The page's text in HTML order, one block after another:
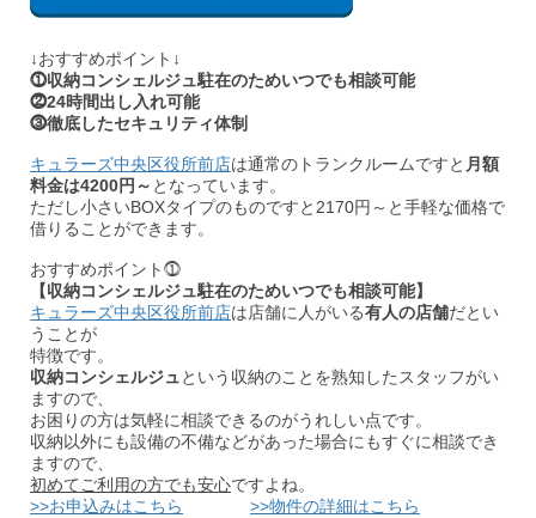
↓おすすめポイント↓
⓵収納コンシェルジュ駐在のためいつでも相談可能
⓶24時間出し入れ可能
⓷徹底したセキュリティ体制
キュラーズ中央区役所前店は通常のトランクルームですと 月額
料金は4200円～ となっています。
ただし小さいBOXタイプのものですと2170円～と手軽な価格で
借りることができます。
おすすめポイント⓵
【収納コンシェルジュ駐在のためいつでも相談可能】
キュラーズ中央区役所前店は店舗に人がいる有人の店舗だとい
うことが
特徴です。
収納コンシェルジュという収納のことを熟知したスタッフがい
ますので、
お困りの方は気軽に相談できるのがうれしい点です。
収納以外にも設備の不備などがあった場合にもすぐに相談でき
ますので、
初めてご利用の方でも安心ですよね。
>>お申込みはこちら
>>物件の詳細はこちら